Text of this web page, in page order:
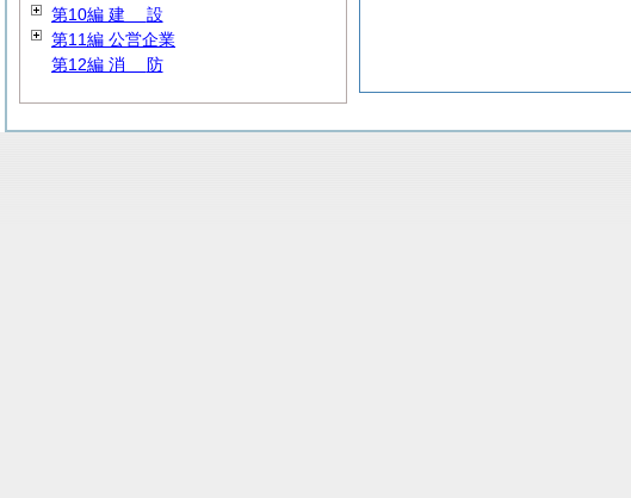
第10編 建 設
第11編 公営企業
第12編 消 防